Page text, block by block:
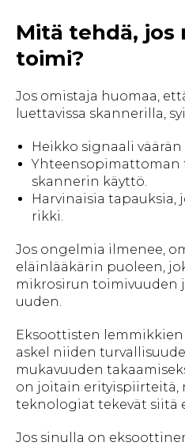
Mitä tehdä, jos
toimi?
Jos omistaja huomaa,
luettavissa skannerilla,
Heikko signaali
Yhteensopimattoman
skannerin käyttö.
Harvinaisia tapauksia,
rikki.
Jos ongelmia ilmenee,
eläinlääkärin puoleen,
mikrosirun toimivuuden
uuden.
Eksoottisten
askel niiden
mukavuuden
on joitain erityispiirteitä,
teknologiat tekevät siitä
Jos sinulla on